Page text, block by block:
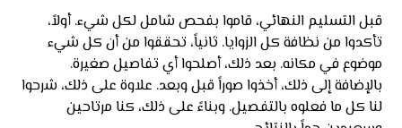
قبل التسليم النهائي، قاموا بفحص شامل لكل شيء. أولاً،
تأكدوا من نظافة كل الزوايا. ثانياً، تحققوا من أن كل شيء
موضوع في مكانه. بعد ذلك، أصلحوا أي تفاصيل صغيرة.
بالإضافة إلى ذلك، أخذوا صوراً قبل وبعد. علاوة على ذلك، شرحوا
لنا كل ما فعلوه بالتفصيل. وبناءً على ذلك، كنا مرتاحين